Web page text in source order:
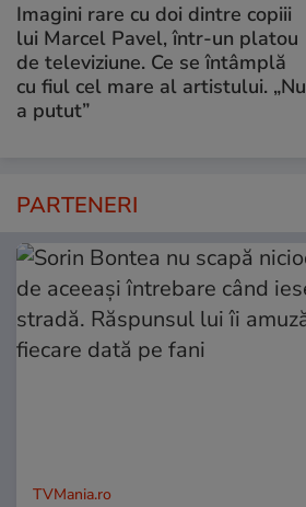
Imagini rare cu doi dintre copiii
lui Marcel Pavel, într-un platou
de televiziune. Ce se întâmplă
cu fiul cel mare al artistului. „Nu
a putut”
PARTENERI
TVMania.ro